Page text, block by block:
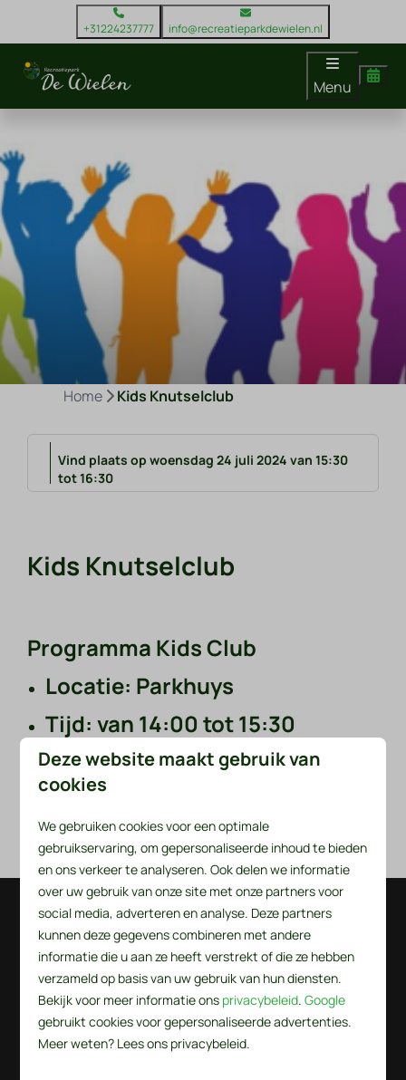
+31224237777 info@recreatieparkdewielen.nl
Menu
Home Kids Knutselclub
Vind plaats op woensdag 24 juli 2024 van 15:30
tot 16:30
Kids Knutselclub
Programma Kids Club
Locatie: Parkhuys
Tijd: van 14:00 tot 15:30
Leeftijd: van 6 tot 12 jaar
inschrijft geeft je automatisch toestemming voor het maken
van foto's of Video's.
Veilig betalen
Deze website maakt gebruik van
cookies
We gebruiken cookies voor een optimale
gebruikservaring, om gepersonaliseerde inhoud te bieden
en ons verkeer te analyseren. Ook delen we informatie
over uw gebruik van onze site met onze partners voor
social media, adverteren en analyse. Deze partners
kunnen deze gegevens combineren met andere
informatie die u aan ze heeft verstrekt of die ze hebben
verzameld op basis van uw gebruik van hun diensten.
Bekijk voor meer informatie ons privacybeleid.Google
gebruikt cookies voor gepersonaliseerde advertenties.
Meer weten? Lees ons privacybeleid.